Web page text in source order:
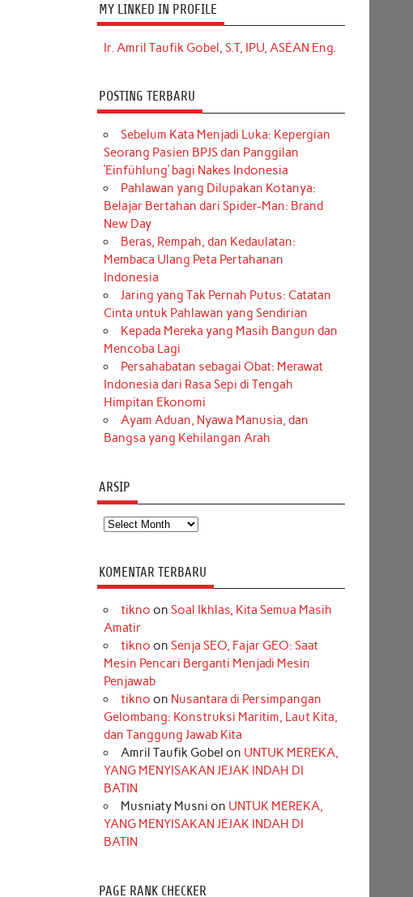
MY LINKED IN PROFILE
Ir. Amril Taufik Gobel, S.T, IPU, ASEAN Eng.
POSTING TERBARU
Sebelum Kata Menjadi Luka: Kepergian
Seorang Pasien BPJS dan Panggilan
‘Einfühlung’ bagi Nakes Indonesia
Pahlawan yang Dilupakan Kotanya:
Belajar Bertahan dari Spider-Man: Brand
New Day
Beras, Rempah, dan Kedaulatan:
Membaca Ulang Peta Pertahanan
Indonesia
Jaring yang Tak Pernah Putus: Catatan
Cinta untuk Pahlawan yang Sendirian
Kepada Mereka yang Masih Bangun dan
Mencoba Lagi
Persahabatan sebagai Obat: Merawat
Indonesia dari Rasa Sepi di Tengah
Himpitan Ekonomi
Ayam Aduan, Nyawa Manusia, dan
Bangsa yang Kehilangan Arah
ARSIP
Arsip
KOMENTAR TERBARU
tikno on Soal Ikhlas, Kita Semua Masih
Amatir
tikno on Senja SEO, Fajar GEO: Saat
Mesin Pencari Berganti Menjadi Mesin
Penjawab
tikno on Nusantara di Persimpangan
Gelombang: Konstruksi Maritim, Laut Kita,
dan Tanggung Jawab Kita
Amril Taufik Gobel on UNTUK MEREKA,
YANG MENYISAKAN JEJAK INDAH DI
BATIN
Musniaty Musni on UNTUK MEREKA,
YANG MENYISAKAN JEJAK INDAH DI
BATIN
PAGE RANK CHECKER